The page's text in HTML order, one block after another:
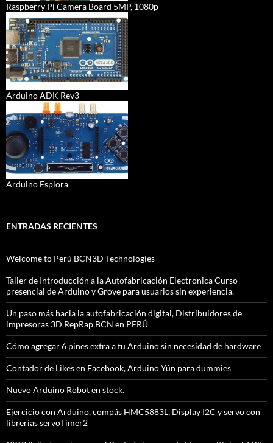
Raspberry Pi Camera Board 5MP, 1080p
Arduino ADK Rev3
Arduino Esplora
ENTRADAS RECIENTES
Welcome to Perú BCN3D Technologies
Taller de Introducción a la Autofabricación Electronica Curso
presencial de Arduino y Grove para usuarios sin experiencia.
Un paso más hacia la autofabricación digital, Distribuidores de
impresoras 3D RepRap BCN en PERÚ
Cómo agregar 6 pines extra a tu Arduino sin necesidad de hardware
Contador de Likes en Facebook, Arduino Yún para dummies
Nuevo Arduino Robot en stock.
Ejercicio con Arduino, compás HMC5883L, Display I2C y servo con
librerías servoTimer2